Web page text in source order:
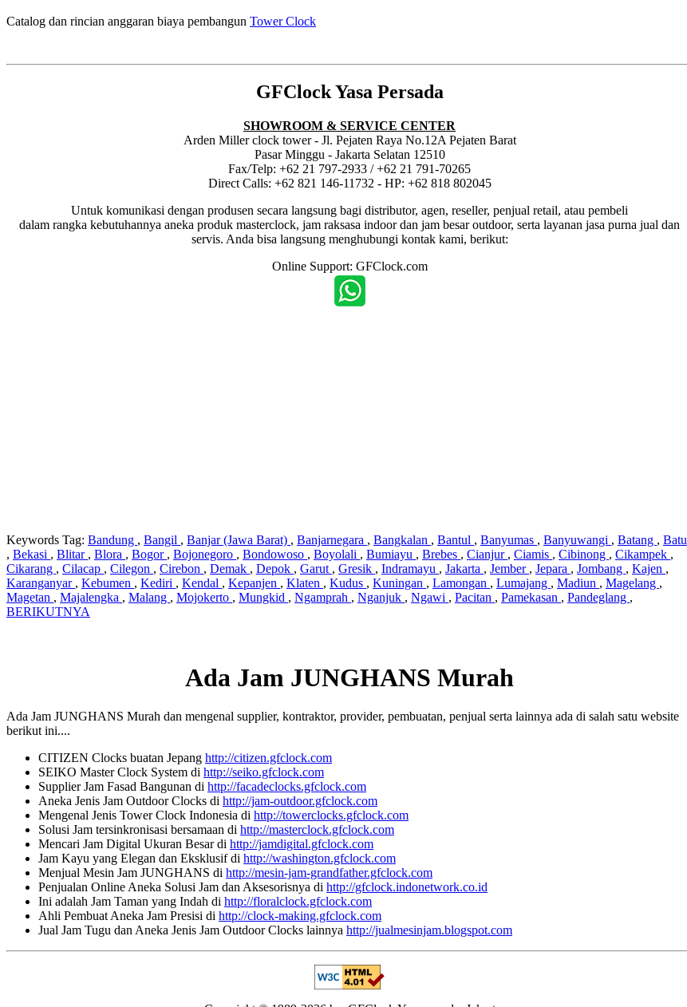
Catalog dan rincian anggaran biaya pembangun Tower Clock
GFClock Yasa Persada
SHOWROOM & SERVICE CENTER
Arden Miller clock tower - Jl. Pejaten Raya No.12A Pejaten Barat
Pasar Minggu - Jakarta Selatan 12510
Fax/Telp: +62 21 797-2933 / +62 21 791-70265
Direct Calls: +62 821 146-11732 - HP: +62 818 802045
Untuk komunikasi dengan produsen secara langsung bagi distributor, agen, reseller, penjual retail, atau pembeli
dalam rangka kebutuhannya aneka produk masterclock, jam raksasa indoor dan jam besar outdoor, serta layanan jasa purna jual dan
servis. Anda bisa langsung menghubungi kontak kami, berikut:
Online Support: GFClock.com
Keywords Tag: Bandung , Bangil , Banjar (Jawa Barat) , Banjarnegara , Bangkalan , Bantul , Banyumas , Banyuwangi , Batang , Batu
, Bekasi , Blitar , Blora , Bogor , Bojonegoro , Bondowoso , Boyolali , Bumiayu , Brebes , Cianjur , Ciamis , Cibinong , Cikampek ,
Cikarang , Cilacap , Cilegon , Cirebon , Demak , Depok , Garut , Gresik , Indramayu , Jakarta , Jember , Jepara , Jombang , Kajen ,
Karanganyar , Kebumen , Kediri , Kendal , Kepanjen , Klaten , Kudus , Kuningan , Lamongan , Lumajang , Madiun , Magelang ,
Magetan , Majalengka , Malang , Mojokerto , Mungkid , Ngamprah , Nganjuk , Ngawi , Pacitan , Pamekasan , Pandeglang ,
BERIKUTNYA
Ada Jam JUNGHANS Murah
Ada Jam JUNGHANS Murah dan mengenal supplier, kontraktor, provider, pembuatan, penjual serta lainnya ada di salah satu website
berikut ini....
CITIZEN Clocks buatan Jepang http://citizen.gfclock.com
SEIKO Master Clock System di http://seiko.gfclock.com
Supplier Jam Fasad Bangunan di http://facadeclocks.gfclock.com
Aneka Jenis Jam Outdoor Clocks di http://jam-outdoor.gfclock.com
Mengenal Jenis Tower Clock Indonesia di http://towerclocks.gfclock.com
Solusi Jam tersinkronisasi bersamaan di http://masterclock.gfclock.com
Mencari Jam Digital Ukuran Besar di http://jamdigital.gfclock.com
Jam Kayu yang Elegan dan Eksklusif di http://washington.gfclock.com
Menjual Mesin Jam JUNGHANS di http://mesin-jam-grandfather.gfclock.com
Penjualan Online Aneka Solusi Jam dan Aksesorisnya di http://gfclock.indonetwork.co.id
Ini adalah Jam Taman yang Indah di http://floralclock.gfclock.com
Ahli Pembuat Aneka Jam Presisi di http://clock-making.gfclock.com
Jual Jam Tugu dan Aneka Jenis Jam Outdoor Clocks lainnya http://jualmesinjam.blogspot.com